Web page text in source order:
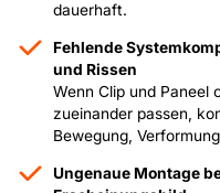
dauerhaft.
Fehlende
und Rissen
Wenn Clip und
zueinander passen,
Bewegung,
Ungenaue Montage